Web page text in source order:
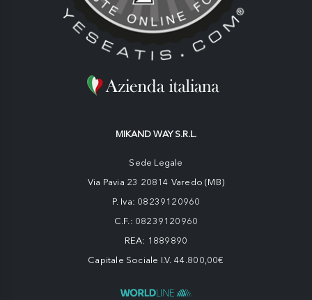
MIKAND WAY S.R.L.
Sede Legale
Via Pavia 23 20814 Varedo (MB)
P. Iva: 08239120960
C.F.: 08239120960
REA: 1889890
Capitale Sociale I.V. 44.800,00€